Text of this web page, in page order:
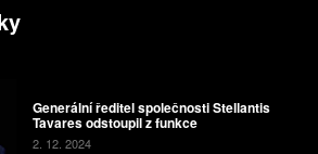
Generální ředitel společnosti Stellantis
Tavares odstoupil z funkce
2. 12. 2024